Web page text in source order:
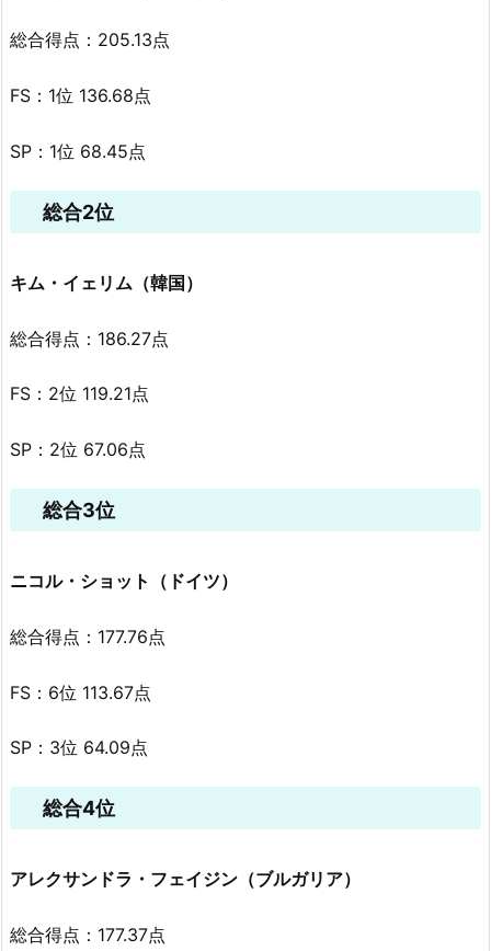
総合得点：205.13点
FS：1位 136.68点
SP：1位 68.45点
総合2位
キム・イェリム（韓国）
総合得点：186.27点
FS：2位 119.21点
SP：2位 67.06点
総合3位
ニコル・ショット（ドイツ）
総合得点：177.76点
FS：6位 113.67点
SP：3位 64.09点
総合4位
アレクサンドラ・フェイジン（ブルガリア）
総合得点：177.37点